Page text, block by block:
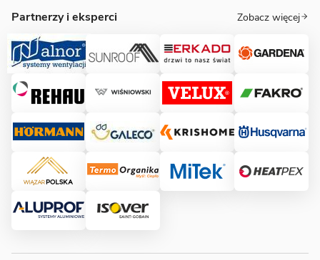
Partnerzy i eksperci Zobacz więcej